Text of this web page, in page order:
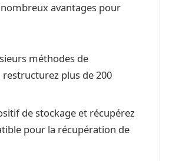
avantages pour
méthodes de
plus de 200
de stockage et récupérez
pour la récupération de